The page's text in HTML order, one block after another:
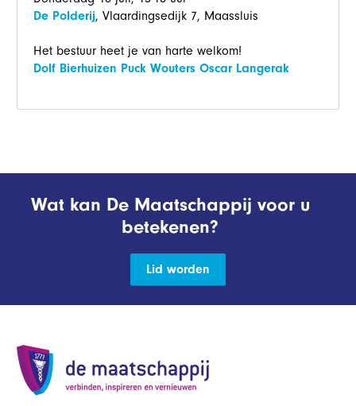
De Polderij, Vlaardingsedijk 7, Maassluis
Het bestuur heet je van harte welkom!
Dolf Bierhuizen Puck Wouters Oscar Langerak
Wat kan De Maatschappij voor u
betekenen?
Lid worden